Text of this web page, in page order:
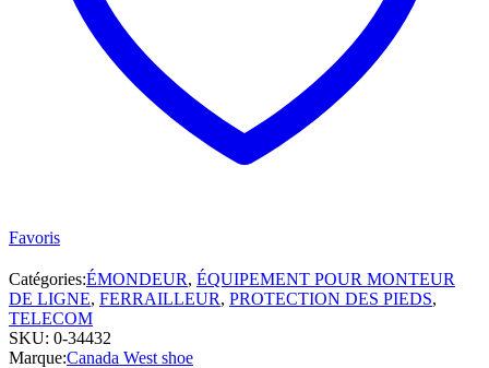
OMEGA
Favoris
Catégories:ÉMONDEUR, ÉQUIPEMENT POUR MONTEUR
DE LIGNE, FERRAILLEUR, PROTECTION DES PIEDS,
TELECOM
SKU: 0-34432
Marque:Canada West shoe